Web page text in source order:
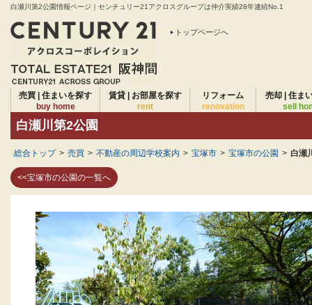
白瀬川第2公園情報ページ｜センチュリー21アクロスグループは仲介実績28年連続No.1
トップページへ
売買 | 住まいを探す
buy home
賃貸 | お部屋を探す
rent
リフォーム
renovation
売却 | 住ま
sell
白瀬川第2公園
総合トップ > 売買 > 不動産の周辺学校案内 > 宝塚市 > 宝塚市の公園 > 白瀬
<<宝塚市の公園の一覧へ